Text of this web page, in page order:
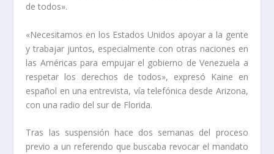
de todos».
«Necesitamos en los Estados Unidos apoyar a la gente
y trabajar juntos, especialmente con otras naciones en
las Américas para empujar el gobierno de Venezuela a
respetar los derechos de todos», expresó Kaine en
español en una entrevista, vía telefónica desde Arizona,
con una radio del sur de Florida.
Tras las suspensión hace dos semanas del proceso
previo a un referendo que buscaba revocar el mandato